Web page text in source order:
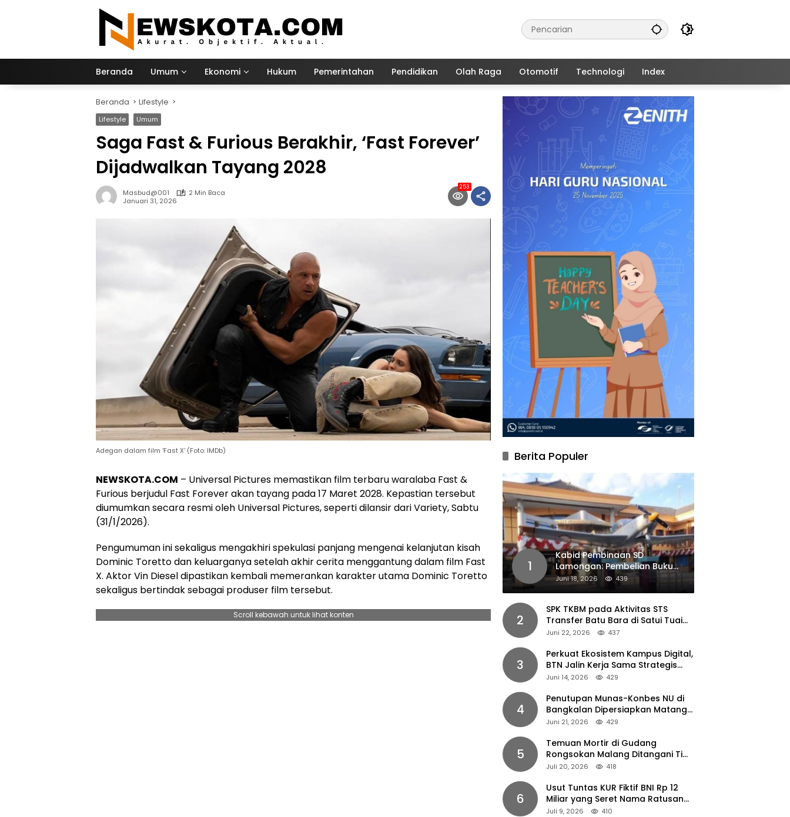
Beranda Umum Ekonomi Hukum Pemerintahan Pendidikan Olah Raga Otomotif Technologi Index
Beranda Lifestyle
Lifestyle Umum
Saga Fast & Furious Berakhir, ‘Fast Forever’
Dijadwalkan Tayang 2028
Masbud@001
2 Min Baca
Januari 31, 2026
253
Adegan dalam film 'Fast X' (Foto: IMDb)
NEWSKOTA.COM – Universal Pictures memastikan film terbaru waralaba Fast &
Furious berjudul Fast Forever akan tayang pada 17 Maret 2028. Kepastian tersebut
diumumkan secara resmi oleh Universal Pictures, seperti dilansir dari Variety, Sabtu
(31/1/2026).
Pengumuman ini sekaligus mengakhiri spekulasi panjang mengenai kelanjutan kisah
Dominic Toretto dan keluarganya setelah akhir cerita menggantung dalam film Fast
X. Aktor Vin Diesel dipastikan kembali memerankan karakter utama Dominic Toretto
sekaligus bertindak sebagai produser film tersebut.
Scroll kebawah untuk lihat konten
Berita Populer
1
Kabid Pembinaan SD
Lamongan: Pembelian Buku
Pendamping Tidak Boleh
Dipaksakan
Juni 18, 2026 439
2
SPK TKBM pada Aktivitas STS
Transfer Batu Bara di Satui Tuai
Sorotan
Juni 22, 2026 437
3
Perkuat Ekosistem Kampus Digital,
BTN Jalin Kerja Sama Strategis
dengan UNAIR
Juni 14, 2026 429
4
Penutupan Munas-Konbes NU di
Bangkalan Dipersiapkan Matang,
Gus Ipul Turun Tangan
Juni 21, 2026 429
5
Temuan Mortir di Gudang
Rongsokan Malang Ditangani Tim
Gegana Polda Jatim
Juli 20, 2026 418
6
Usut Tuntas KUR Fiktif BNI Rp 12
Miliar yang Seret Nama Ratusan
Petani Jember
Juli 9, 2026 410